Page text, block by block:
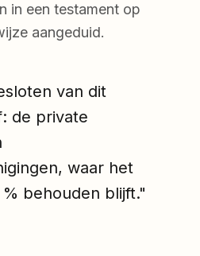
in een testament op
aangeduid.
van dit
de private
waar het
behouden blijft."